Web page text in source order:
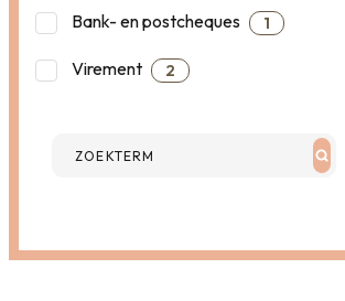
Bank- en postcheques 1
Virement 2